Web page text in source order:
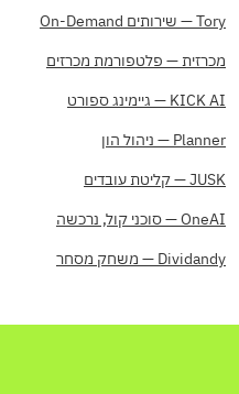
Tory — שירותים On-Demand
מכרזית — פלטפורמת מכרזים
KICK AI — גיימינג ספורט
Planner — ניהול הון
JUSK — קליטת עובדים
OneAI — סוכני קול, נרכשה
Dividandy — משחק מסחר